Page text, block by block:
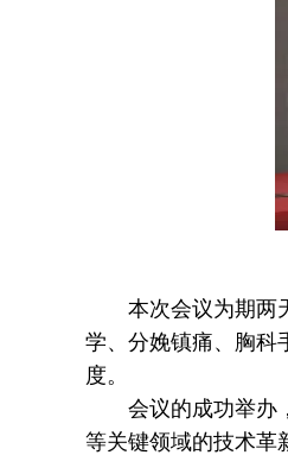
本次会议为期两天
学、分娩镇痛、胸科
度。
会议的成功举办，
等关键领域的技术革